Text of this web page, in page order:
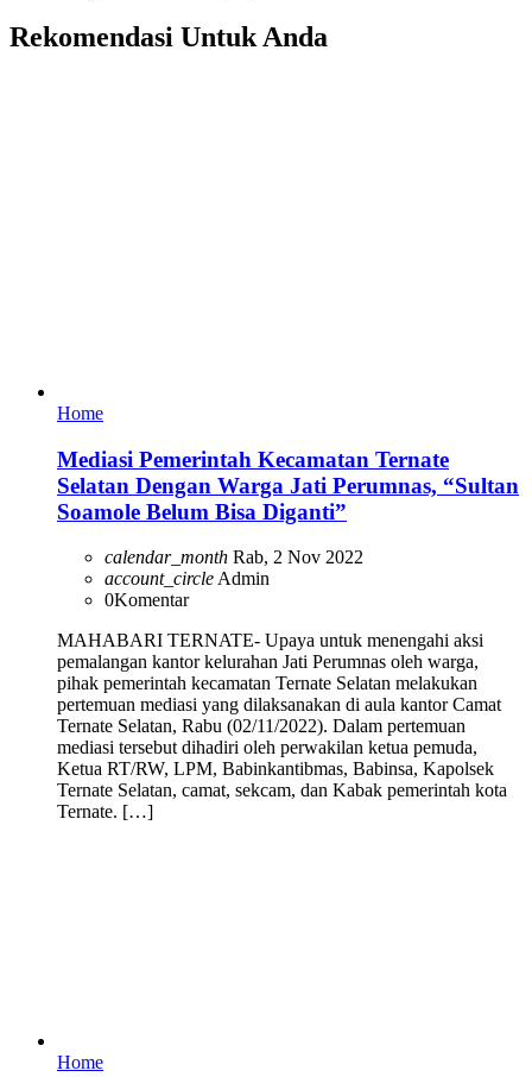
Rekomendasi Untuk Anda
Home
Mediasi Pemerintah Kecamatan Ternate
Selatan Dengan Warga Jati Perumnas, “Sultan
Soamole Belum Bisa Diganti”
calendar_month Rab, 2 Nov 2022
account_circle Admin
0Komentar
MAHABARI TERNATE- Upaya untuk menengahi aksi
pemalangan kantor kelurahan Jati Perumnas oleh warga,
pihak pemerintah kecamatan Ternate Selatan melakukan
pertemuan mediasi yang dilaksanakan di aula kantor Camat
Ternate Selatan, Rabu (02/11/2022). Dalam pertemuan
mediasi tersebut dihadiri oleh perwakilan ketua pemuda,
Ketua RT/RW, LPM, Babinkantibmas, Babinsa, Kapolsek
Ternate Selatan, camat, sekcam, dan Kabak pemerintah kota
Ternate. […]
Home